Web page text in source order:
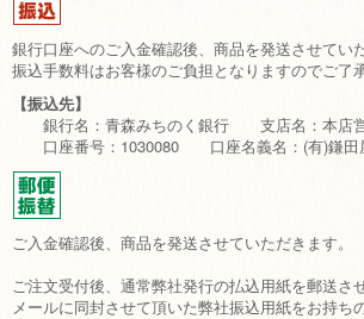
銀行口座へのご入金確認後、商品を発送させてい
振込手数料はお客様のご負担となりますのでご了
【振込先】
銀行名：青森みちのく銀行 支店名：本店
口座番号：1030080 口座名義名：(有)鎌田
ご入金確認後、商品を発送させていただきます。
ご注文受付後、通常弊社発行の払込用紙を郵送さ
メールに同封させて頂いた弊社振込用紙をお持ち